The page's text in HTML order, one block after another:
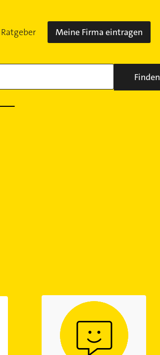
Ratgeber Meine Firma eintragen
Finden